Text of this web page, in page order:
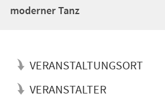
moderner Tanz
VERANSTALTUNGSORT
VERANSTALTER